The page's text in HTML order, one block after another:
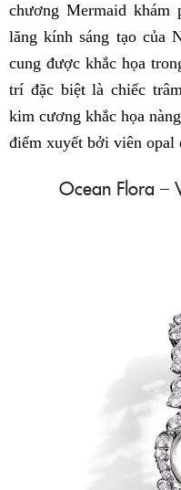
chương Mermaid khám
lăng kính sáng tạo của
cung được khắc họa
trí đặc biệt là chiếc
kim cương khắc họa
điểm xuyết bởi viên opal
Ocean Flora –